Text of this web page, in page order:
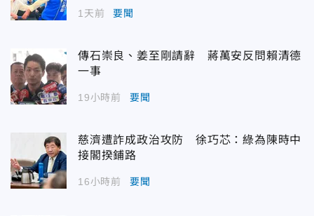
1天前 要聞
傳石崇良、姜至剛請辭 蔣萬安反問賴清德
一事
19小時前 要聞
慈濟遭詐成政治攻防 徐巧芯：綠為陳時中
接閣揆鋪路
16小時前 要聞